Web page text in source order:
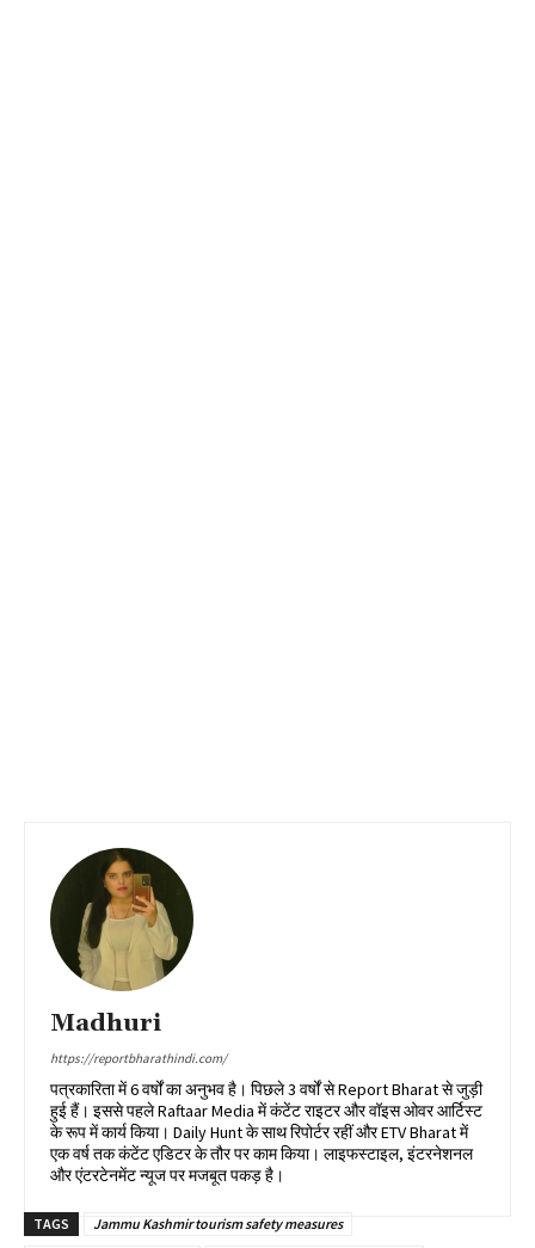
Madhuri
https://reportbharathindi.com/
पत्रकारिता में 6 वर्षों का अनुभव है। पिछले 3 वर्षों से Report Bharat से जुड़ी
हुई हैं। इससे पहले Raftaar Media में कंटेंट राइटर और वॉइस ओवर आर्टिस्ट
के रूप में कार्य किया। Daily Hunt के साथ रिपोर्टर रहीं और ETV Bharat में
एक वर्ष तक कंटेंट एडिटर के तौर पर काम किया। लाइफस्टाइल, इंटरनेशनल
और एंटरटेनमेंट न्यूज पर मजबूत पकड़ है।
TAGS
Jammu Kashmir tourism safety measures